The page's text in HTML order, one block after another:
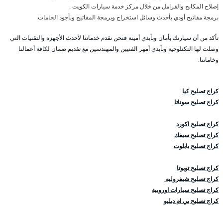
إصلاح المكابح والفرامل من خلال مركز خدمة سيارات الكويت .
برمجة مفاتيح أودي بأحدث وسائل استخراج وبرمجة المفاتيح وبأجود الخامات.
تأكد من أن سيارتك بأمان وبأيدي أمينة فنحن نقدم خدماتنا لأحدث الأجهزة والتقنيات التي
وصلت لها التكنلوجية وبأيدي أمهر الفنيين والمهندسين مع تقديم ضمان لكافة أعمالنا
وخاماتنا.
كراج تصليح كيا
كراج تصليح سوناتا
كراج تصليح اكورد
كراج تصليح سيفك
كراج تصليح بايلوت
كراج تصليح تويوتا
كراج تصليح شيفروليه
كراج تصليح سيارات اوروبية
كراج تصليح بي ام دبليو